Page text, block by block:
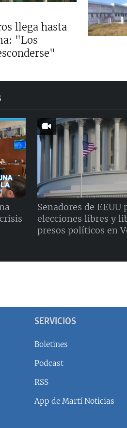
llega hasta
"Los
Senadores de EEUU
elecciones libres y
presos políticos en
SERVICIOS
Boletines
Podcast
RSS
App de Martí Noticias